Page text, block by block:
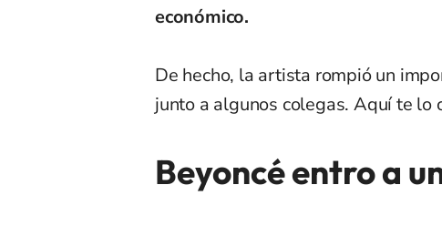
económico.
De hecho, la artista rompió un
junto a algunos colegas. Aquí te lo
Beyoncé entro a